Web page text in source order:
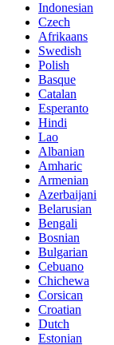
Indonesian
Czech
Afrikaans
Swedish
Polish
Basque
Catalan
Esperanto
Hindi
Lao
Albanian
Amharic
Armenian
Azerbaijani
Belarusian
Bengali
Bosnian
Bulgarian
Cebuano
Chichewa
Corsican
Croatian
Dutch
Estonian